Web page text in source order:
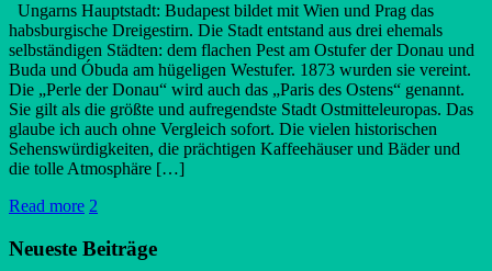
Ungarns Hauptstadt: Budapest bildet mit Wien und Prag das
habsburgische Dreigestirn. Die Stadt entstand aus drei ehemals
selbständigen Städten: dem flachen Pest am Ostufer der Donau und
Buda und Óbuda am hügeligen Westufer. 1873 wurden sie vereint.
Die „Perle der Donau“ wird auch das „Paris des Ostens“ genannt.
Sie gilt als die größte und aufregendste Stadt Ostmitteleuropas. Das
glaube ich auch ohne Vergleich sofort. Die vielen historischen
Sehenswürdigkeiten, die prächtigen Kaffeehäuser und Bäder und
die tolle Atmosphäre […]
Read more 2
Neueste Beiträge